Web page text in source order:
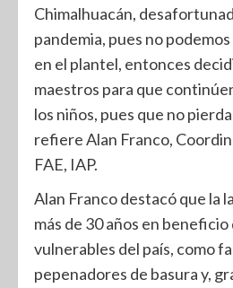
Chimalhuacán,
pandemia, pues no
en el plantel, entonces
maestros para que
los niños, pues que no
refiere Alan Franco,
FAE, IAP.
Alan Franco destacó que la
más de 30 años en
vulnerables del país, como
pepenadores de basura y,